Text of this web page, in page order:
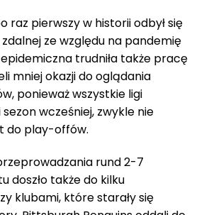
raz pierwszy w historii odbył się
ze względu na pandemię
epidemiczna trudniła także pracę
mniej okazji do oglądania
ponieważ wszystkie ligi
wcześniej, zwykle nie
do play-offów.
rund 2-7
doszło także do kilku
klubami, które starały się